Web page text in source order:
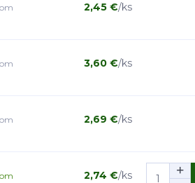
2,45 €/ks
3,60 €/ks
2,69 €/ks
2,74 €/ks